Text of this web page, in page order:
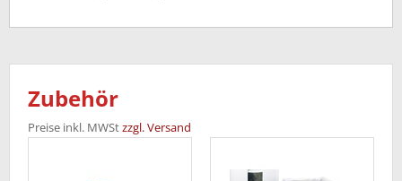
Zubehör
Preise inkl. MWStzzgl. Versand